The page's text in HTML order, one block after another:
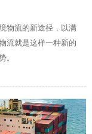
物流的新途径，以满
流就是这样一种新的
。